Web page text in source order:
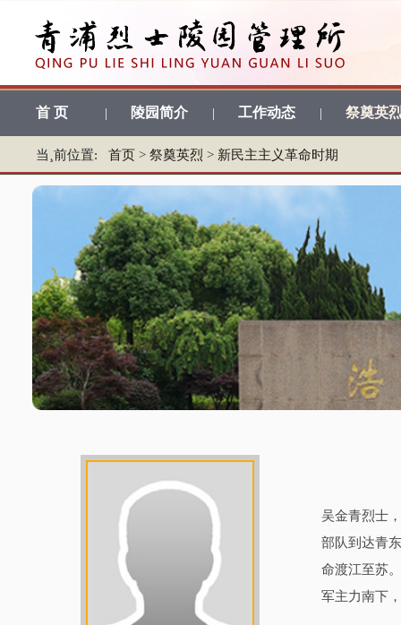
首 页 | 陵园简介 | 工作动态 | 祭奠英
当¸前位置: 首页 > 祭奠英烈 > 新民主主义革命时期
吴金青烈士
部队到达青
命渡江至苏
军主力南下